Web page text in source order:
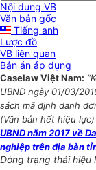
Nội dung VB
Văn bản gốc
Tiếng anh
Lược đồ
VB liên quan
Bản án áp dụng
Caselaw Việt Nam:
UBND ngày 01/03/
sách mã định danh
(Văn bản hết hiệu
UBND năm 2017 về
nghiệp trên địa bàn
Dòng trạng thái hiệu